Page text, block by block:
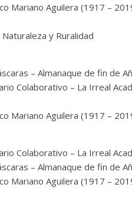
Mariano Aguilera (1917 –
y Ruralidad
– Almanaque de fin de
Colaborativo – La Irreal
Mariano Aguilera (1917 –
Colaborativo – La Irreal
– Almanaque de fin de
Mariano Aguilera (1917 –